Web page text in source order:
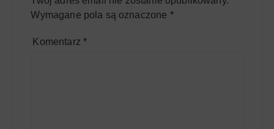
Wymagane pola są oznaczone *
Komentarz *